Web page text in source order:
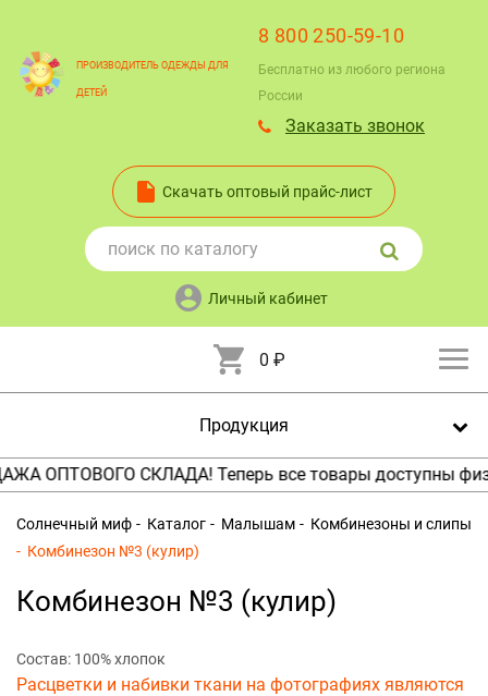
ПРОИЗВОДИТЕЛЬ ОДЕЖДЫ ДЛЯ
ДЕТЕЙ
8 800 250-59-10
Бесплатно из любого региона
России
Заказать звонок
Скачать оптовый прайс-лист
Личный кабинет
Продукция
0 ₽
ОПТОВОГО СКЛАДА! Теперь все товары доступны
Солнечный миф Каталог Малышам
Комбинезоны и слипы
Комбинезон №3 (кулир)
Комбинезон №3 (кулир)
Состав: 100% хлопок
Расцветки и набивки ткани на фотографиях являются